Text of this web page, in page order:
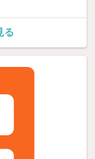
る